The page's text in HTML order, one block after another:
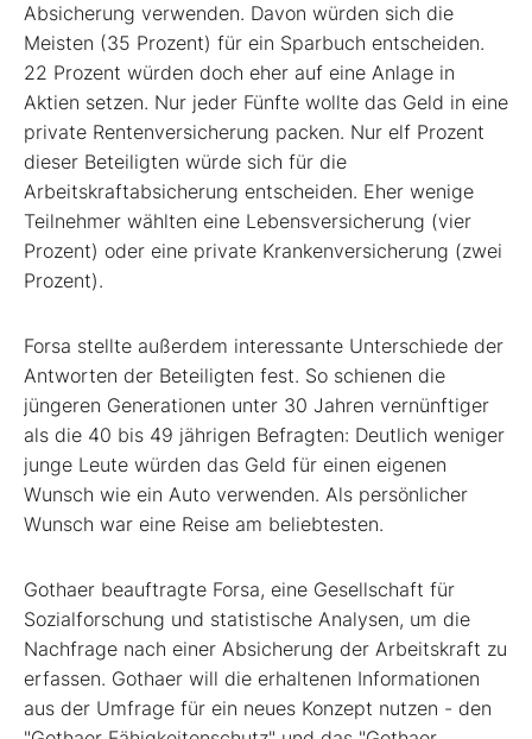
Absicherung verwenden. Davon würden sich die
Meisten (35 Prozent) für ein Sparbuch entscheiden.
22 Prozent würden doch eher auf eine Anlage in
Aktien setzen. Nur jeder Fünfte wollte das Geld in eine
private Rentenversicherung packen. Nur elf Prozent
dieser Beteiligten würde sich für die
Arbeitskraftabsicherung entscheiden. Eher wenige
Teilnehmer wählten eine Lebensversicherung (vier
Prozent) oder eine private Krankenversicherung (zwei
Prozent).
Forsa stellte außerdem interessante Unterschiede der
Antworten der Beteiligten fest. So schienen die
jüngeren Generationen unter 30 Jahren vernünftiger
als die 40 bis 49 jährigen Befragten: Deutlich weniger
junge Leute würden das Geld für einen eigenen
Wunsch wie ein Auto verwenden. Als persönlicher
Wunsch war eine Reise am beliebtesten.
Gothaer beauftragte Forsa, eine Gesellschaft für
Sozialforschung und statistische Analysen, um die
Nachfrage nach einer Absicherung der Arbeitskraft zu
erfassen. Gothaer will die erhaltenen Informationen
aus der Umfrage für ein neues Konzept nutzen - den